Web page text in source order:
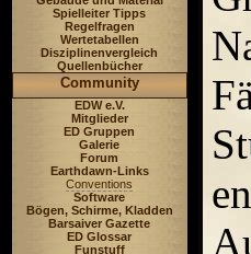
Spielleiter Tipps
Regelfragen
Wertetabellen
Disziplinenvergleich
Quellenbücher
Community
EDW e.V.
Mitglieder
ED Gruppen
Galerie
Forum
Earthdawn-Links
Conventions
Software
Bögen, Schirme, Kladden
Barsaiver Gazette
ED Glossar
Funstuff